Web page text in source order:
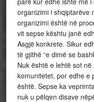
organizimi i shqiptarëve
organizimi është në
vit sepse kështu janë
Asgjë konkrete. Sikur
të gjithë “e dimë se
Nuk është e lehtë sot
komunitetet, por edhe e
është. Sepse ka
nuk u pëlqen disave